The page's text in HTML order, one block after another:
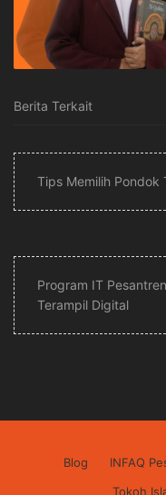
Berita Terkait
Tips Memilih Pondok
Program IT
Terampil Digital
Blog INFAQ
Tokoh